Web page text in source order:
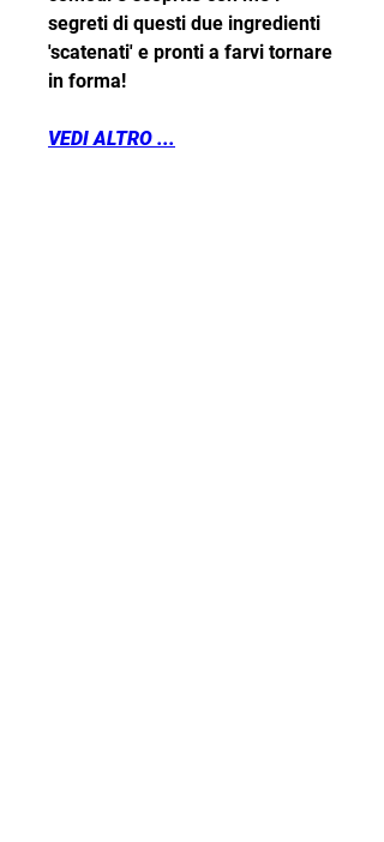
segreti di questi due ingredienti
'scatenati' e pronti a farvi tornare
in forma!
VEDI ALTRO ...